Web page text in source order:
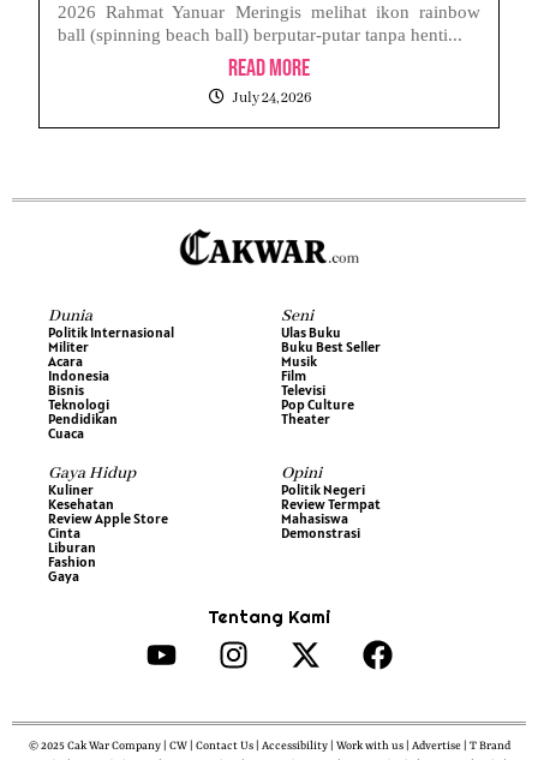
2026 Rahmat Yanuar Meringis melihat ikon rainbow
ball (spinning beach ball) berputar-putar tanpa henti...
Read More
July 24, 2026
Dunia
Politik Internasional
Militer
Acara
Indonesia
Bisnis
Teknologi
Pendidikan
Cuaca
Seni
Ulas Buku
Buku Best Seller
Musik
Film
Televisi
Pop Culture
Theater
Gaya Hidup
Kuliner
Kesehatan
Review Apple Store
Cinta
Liburan
Fashion
Gaya
Opini
Politik Negeri
Review Termpat
Mahasiswa
Demonstrasi
Tentang Kami
© 2025 Cak War Company | CW | Contact Us | Accessibility | Work with us | Advertise | T Brand